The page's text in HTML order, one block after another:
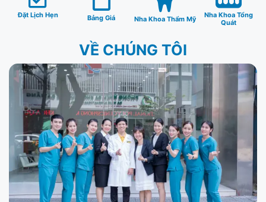
Đặt Lịch Hẹn Bảng Giá Nha Khoa Thẩm Mỹ
Nha Khoa Tổng
Quát
VỀ CHÚNG TÔI